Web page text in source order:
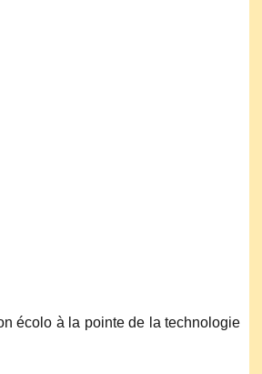
écolo à la pointe de la technologie